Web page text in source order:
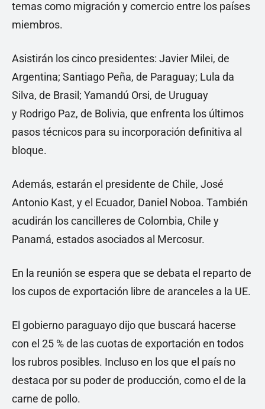
temas como migración y comercio entre los países
miembros.
Asistirán los cinco presidentes: Javier Milei, de
Argentina; Santiago Peña, de Paraguay; Lula da
Silva, de Brasil; Yamandú Orsi, de Uruguay
y Rodrigo Paz, de Bolivia, que enfrenta los últimos
pasos técnicos para su incorporación definitiva al
bloque.
Además, estarán el presidente de Chile, José
Antonio Kast, y el Ecuador, Daniel Noboa. También
acudirán los cancilleres de Colombia, Chile y
Panamá, estados asociados al Mercosur.
En la reunión se espera que se debata el reparto de
los cupos de exportación libre de aranceles a la UE.
El gobierno paraguayo dijo que buscará hacerse
con el 25 % de las cuotas de exportación en todos
los rubros posibles. Incluso en los que el país no
destaca por su poder de producción, como el de la
carne de pollo.